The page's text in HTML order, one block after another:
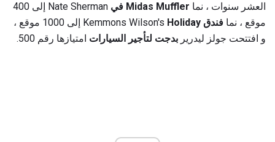
العشر سنوات ، نما Midas Muffler في
Nate Sherman إلى 400
موقع ، نما فندق Holiday
إلى 1000 موقع ،
و افتتحت جولز ليدرير بدجت لتأجير السيارات امتيازها رقم 500.